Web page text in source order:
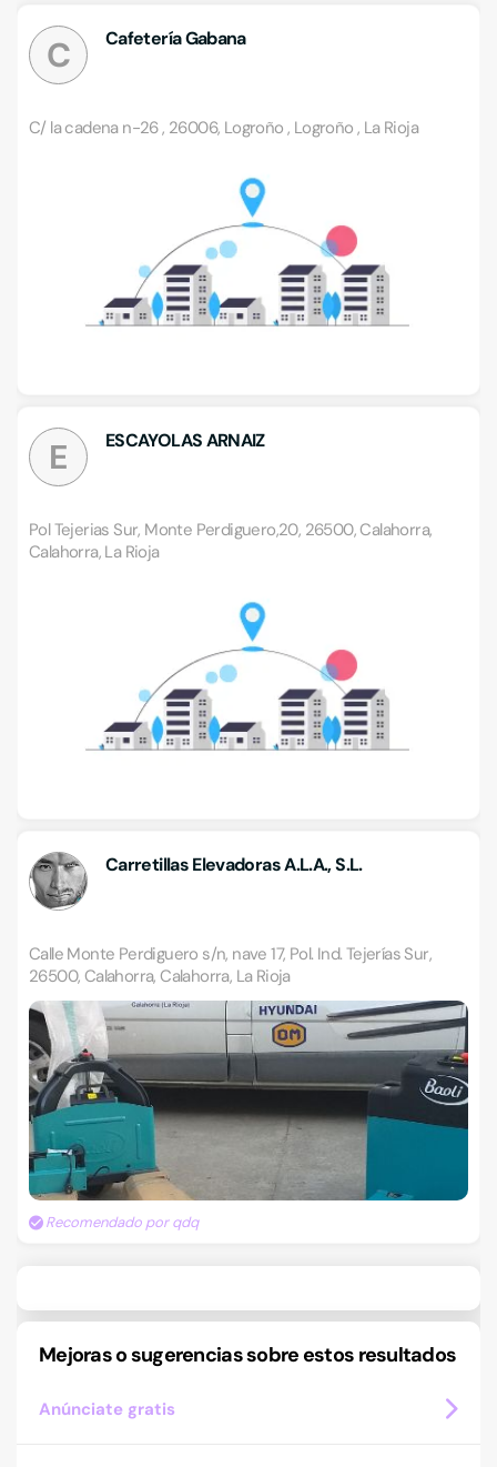
C Cafetería Gabana
C/ la cadena n-26 , 26006, Logroño , Logroño , La Rioja
E ESCAYOLAS ARNAIZ
Pol Tejerias Sur, Monte Perdiguero,20, 26500, Calahorra,
Calahorra, La Rioja
Carretillas Elevadoras A.L.A., S.L.
Calle Monte Perdiguero s/n, nave 17, Pol. Ind. Tejerías Sur,
26500, Calahorra, Calahorra, La Rioja
Recomendado por qdq
Mejoras o sugerencias sobre estos resultados
Anúnciate gratis